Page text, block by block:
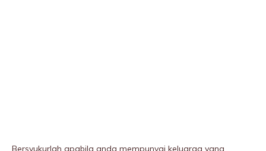
Bersyukurlah apabila anda mempunyai keluarga yang